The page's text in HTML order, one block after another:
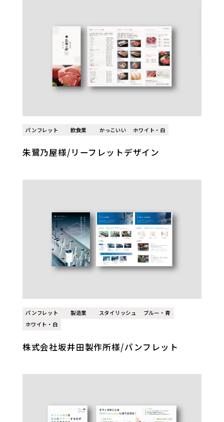
パンフレット 飲食業 かっこいい ホワイト・白
朱鷺乃屋様/リーフレットデザイン
パンフレット 製造業 スタイリッシュ
ブルー・青
ホワイト・白
株式会社坂井田製作所様/パンフレット